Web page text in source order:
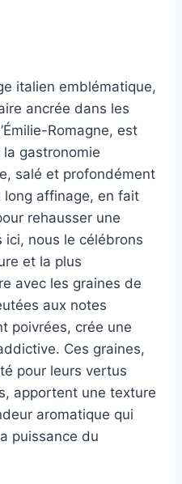
italien emblématique,
ancrée dans les
Romagne, est
gastronomie
salé et profondément
long affinage, en fait
rehausser une
nous le célébrons
et la plus
avec les graines de
aux notes
poivrées, crée une
Ces graines,
pour leurs vertus
apportent une texture
aromatique qui
puissance du